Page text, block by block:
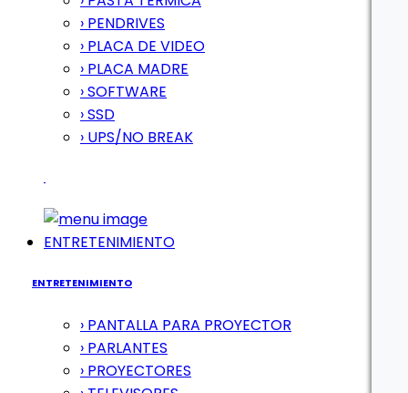
› PENDRIVES
› PLACA DE VIDEO
› PLACA MADRE
› SOFTWARE
› SSD
› UPS/NO BREAK
ENTRETENIMIENTO
ENTRETENIMIENTO
› PANTALLA PARA PROYECTOR
› PARLANTES
› PROYECTORES